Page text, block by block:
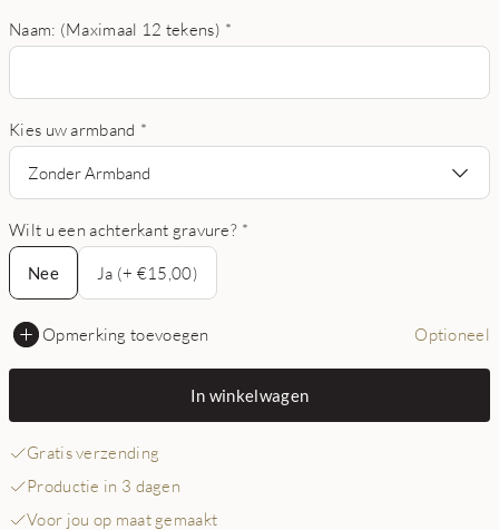
Naam: (Maximaal 12 tekens) *
Kies uw armband *
Zonder Armband
Wilt u een achterkant gravure? *
Nee
Nee
Ja (+ €15,00)
Opmerking toevoegen Optioneel
In winkelwagen
Gratis verzending
Productie in 3 dagen
Voor jou op maat gemaakt